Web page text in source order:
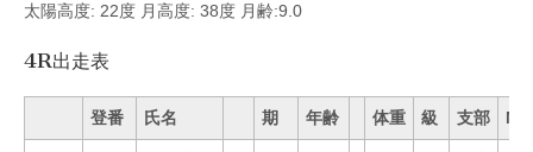
太陽高度: 22度 月高度: 38度 月齢:9.0
4R出走表
登番 氏名 期 年齢 体重 級 支部 Mo